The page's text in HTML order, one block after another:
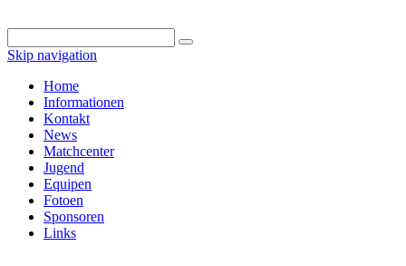
Skip navigation
Home
Informationen
Kontakt
News
Matchcenter
Jugend
Equipen
Fotoen
Sponsoren
Links